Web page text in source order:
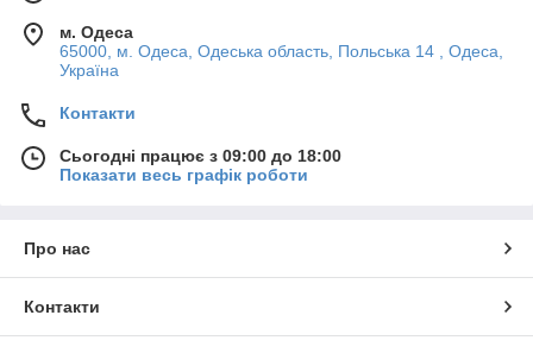
м. Одеса
65000, м. Одеса, Одеська область, Польська 14 , Одеса,
Україна
Контакти
Сьогодні працює з 09:00 до 18:00
Показати весь графік роботи
Про нас
Контакти